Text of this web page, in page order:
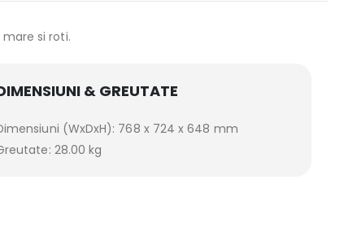
si roti.
& GREUTATE
(WxDxH): 768 x 724 x 648 mm
28.00 kg